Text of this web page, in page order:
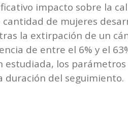
impacto sobre la
de mujeres
la extirpación de un
de entre el 6% y el
estudiada, los parámetros
duración del seguimiento.